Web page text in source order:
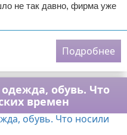
не так давно, фирма уже
Подробнее
обувь. Что
времен